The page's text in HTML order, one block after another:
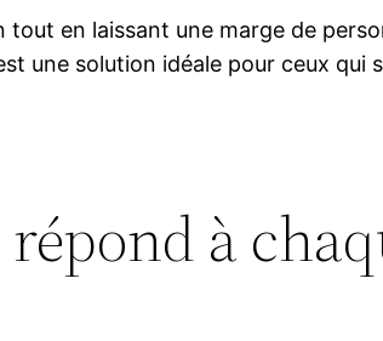
en laissant une marge de
une solution idéale pour ceux
à